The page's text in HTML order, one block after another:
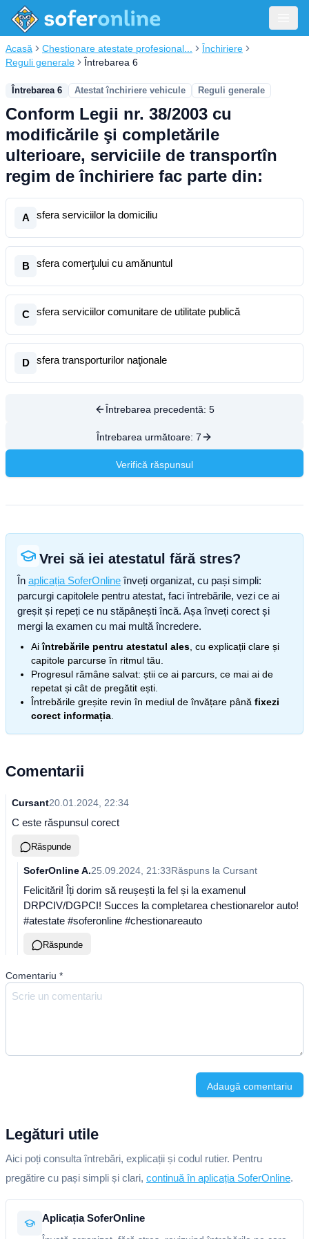
Acasă Chestionare atestate profesional...
Închiriere
Reguli generale
Întrebarea 6
Întrebarea 6 Atestat închiriere vehicule Reguli generale
Conform Legii nr. 38/2003 cu
modificările şi completările
ulterioare, serviciile de transportîn
regim de închiriere fac parte din:
A sfera serviciilor la domiciliu
B sfera comerţului cu amănuntul
C sfera serviciilor comunitare de utilitate publică
D sfera transporturilor naţionale
Întrebarea precedentă: 5
Întrebarea următoare: 7
Verifică răspunsul
Vrei să iei atestatul fără stres?
În aplicația SoferOnline înveți organizat, cu pași simpli:
parcurgi capitolele pentru atestat, faci întrebările, vezi ce ai
greșit și repeți ce nu stăpânești încă. Așa înveți corect și
mergi la examen cu mai multă încredere.
Aiîntrebările pentru atestatul ales , cu explicații clare și
capitole parcurse în ritmul tău.
Progresul rămâne salvat: știi ce ai parcurs, ce mai ai de
repetat și cât de pregătit ești.
Întrebările greșite revin în mediul de învățare până fixezi
corect informația
Comentarii
Cursant20.01.2024, 22:34
C este răspunsul corect
Răspunde
SoferOnline A.25.09.2024, 21:33Răspuns la Cursant
Felicitări! Îți dorim să reușești la fel și la examenul
DRPCIV/DGPCI! Succes la completarea chestionarelor auto!
#atestate #soferonline #chestionareauto
Răspunde
Comentariu *
Adaugă comentariu
Legături utile
Aici poți consulta întrebări, explicații și codul rutier. Pentru
pregătire cu pași simpli și clari, continuă în aplicația SoferOnline.
Aplicația SoferOnline